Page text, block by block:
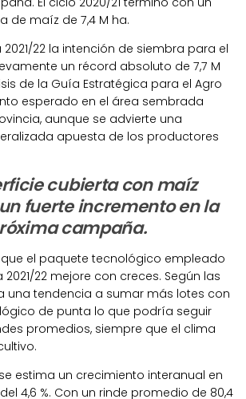
de maíz de 7,4 M ha.
22 la intención de siembra para el
un récord absoluto de 7,7 M
de la Guía Estratégica para el Agro
esperado en el área sembrada
aunque se advierte una
apuesta de los productores
cubierta con maíz
fuerte incremento en la
campaña.
el paquete tecnológico empleado
22 mejore con creces. Según las
una tendencia a sumar más lotes con
de punta lo que podría seguir
promedios, siempre que el clima
estima un crecimiento interanual en
4,6 %. Con un rinde promedio de 80,4